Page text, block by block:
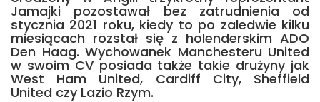
Jamajki pozostawał bez zatrudnienia od
stycznia 2021 roku, kiedy to po zaledwie kilku
miesiącach rozstał się z holenderskim ADO
Den Haag. Wychowanek Manchesteru United
w swoim CV posiada także takie drużyny jak
West Ham United, Cardiff City, Sheffield
United czy Lazio Rzym.